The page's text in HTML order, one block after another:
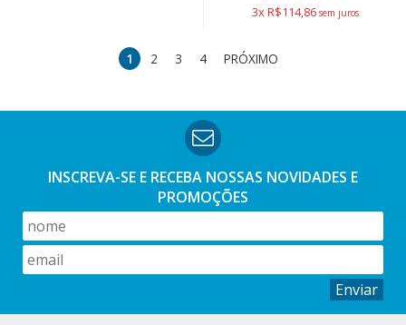
3x R$114,86
1 2 3 4 PRÓXIMO
INSCREVA-SE E RECEBA NOSSAS NOVIDADES E
PROMOÇÕES
Enviar